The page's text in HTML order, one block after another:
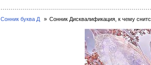
Сонник буква Д Сонник Дисквалификация, к чему